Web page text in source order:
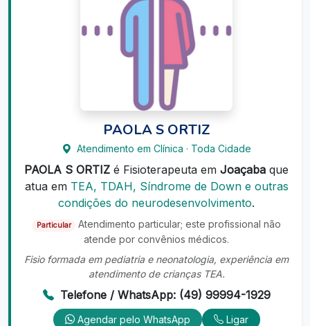
PAOLA S ORTIZ
Atendimento em Clínica · Toda Cidade
PAOLA S ORTIZ é Fisioterapeuta em Joaçaba que
atua em TEA, TDAH, Síndrome de Down e outras
condições do neurodesenvolvimento.
Particular
Atendimento particular; este profissional não
atende por convênios médicos.
Fisio formada em pediatria e neonatologia, experiência em
atendimento de crianças TEA.
Telefone / WhatsApp: (49) 99994-1929
Agendar pelo WhatsApp Ligar